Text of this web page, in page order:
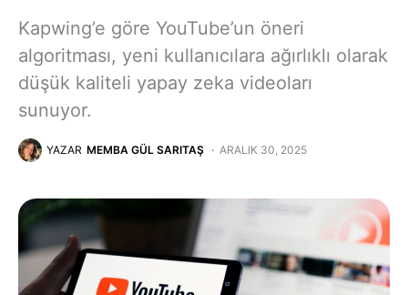
Kapwing’e göre YouTube’un öneri
algoritması, yeni kullanıcılara ağırlıklı olarak
düşük kaliteli yapay zeka videoları
sunuyor.
YAZAR MEMBA GÜL SARITAŞ ARALIK 30, 2025